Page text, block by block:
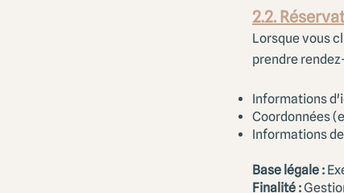
2.2.
Lorsque vous
prendre
Informations
Coordonnées
Informations
Base légale :
Finalité :